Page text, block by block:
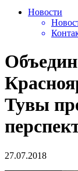
Новости
Тувы
27.07.2018